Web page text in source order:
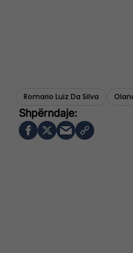
Romario Luiz Da Silva